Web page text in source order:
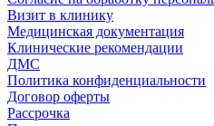
Визит в клинику
Медицинская документация
Клинические рекомендации
ДМС
Политика конфиденциальности
Договор оферты
Рассрочка